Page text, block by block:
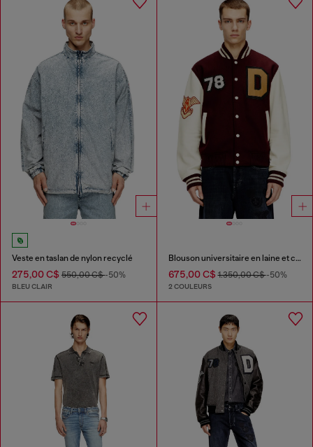
Veste en taslan de nylon recyclé
275,00 C$ 550,00 C$-50%
BLEU CLAIR
Blouson universitaire en laine et cuir
675,00 C$1.350,00 C$-50%
2 COULEURS